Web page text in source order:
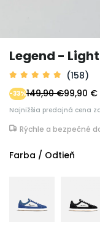
Legend -
(158)
99,90 €
-33%149,90 €
Najnižšia predajná cena
Rýchle a bezpečné
Farba / Odtieň